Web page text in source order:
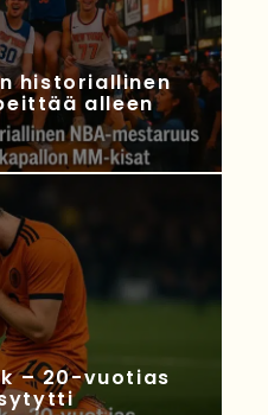
historiallinen
alleen
– 20-vuotias